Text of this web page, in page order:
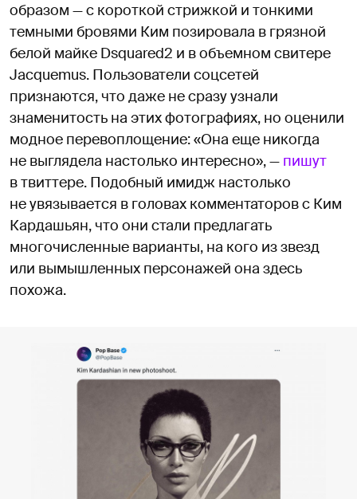
образом — с короткой стрижкой и тонкими
темными бровями Ким позировала в грязной
белой майке Dsquared2 и в объемном свитере
Jacquemus. Пользователи соцсетей
признаются, что даже не сразу узнали
знаменитость на этих фотографиях, но оценили
модное перевоплощение: «Она еще никогда
не выглядела настолько интересно», — пишут
в твиттере. Подобный имидж настолько
не увязывается в головах комментаторов с Ким
Кардашьян, что они стали предлагать
многочисленные варианты, на кого из звезд
или вымышленных персонажей она здесь
похожа.